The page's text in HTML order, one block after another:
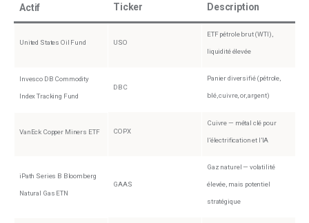
Actif Ticker Description
United States Oil Fund USO
ETF pétrole brut (WTI),
liquidité élevée
Invesco DB Commodity
Index Tracking Fund
DBC
Panier diversifié (pétrole,
blé, cuivre, or, argent)
VanEck Copper Miners ETF COPX
Cuivre — métal clé pour
l’électrification et l’IA
iPath Series B Bloomberg
Natural Gas ETN
GAAS
Gaz naturel — volatilité
élevée, mais potentiel
stratégique